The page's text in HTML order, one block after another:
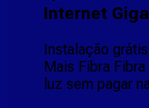
Internet
Instalação
Mais Fibra
luz sem pagar